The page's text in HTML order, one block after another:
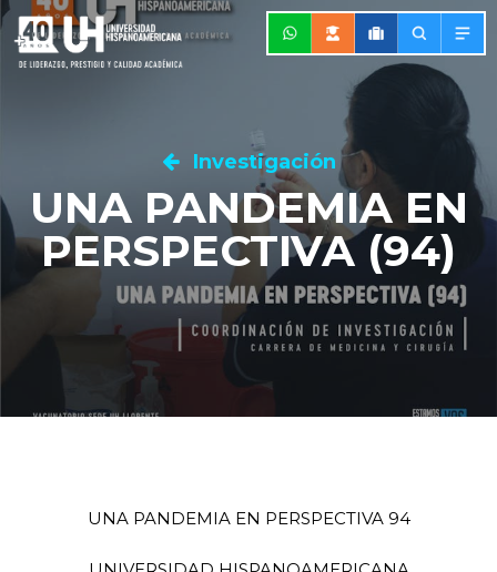
Investigación
UNA PANDEMIA EN
PERSPECTIVA (94)
UNA PANDEMIA EN PERSPECTIVA 94